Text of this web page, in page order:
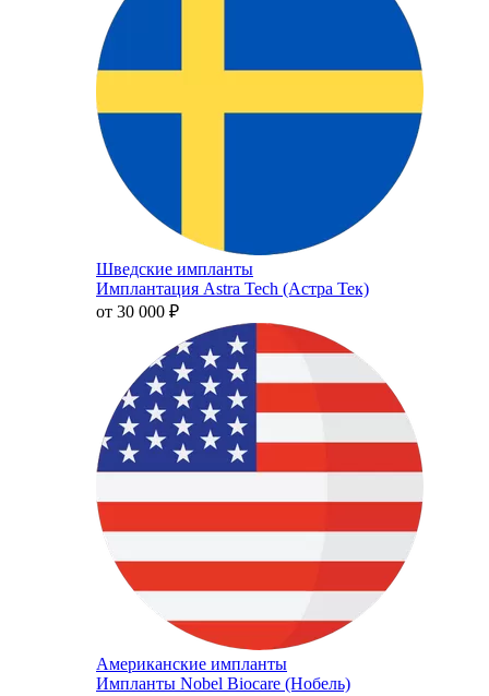
Шведские импланты
Имплантация Astra Tech (Астра Тек)
от 30 000 ₽
Американские импланты
Импланты Nobel Biocare (Нобель)